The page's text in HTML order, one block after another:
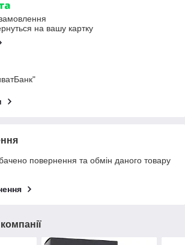
на вашу картку
повернення та обмін даного товару